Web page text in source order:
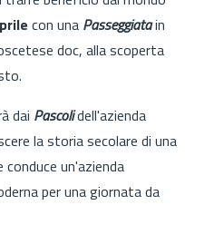
con una Passeggiatain
doc, alla scoperta
dai Pascolidell'azienda
la storia secolare di una
un'azienda
per una giornata da